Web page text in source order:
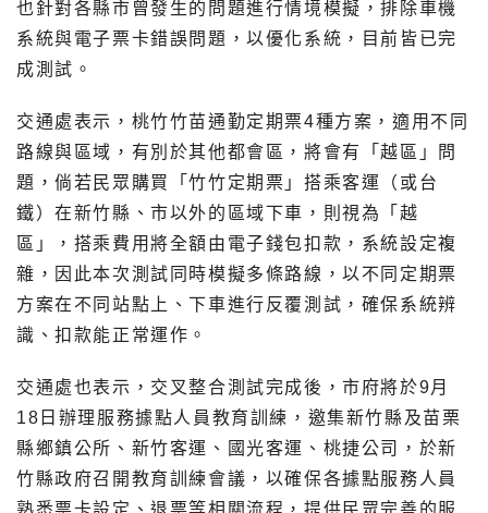
也針對各縣市曾發生的問題進行情境模擬，排除車機
系統與電子票卡錯誤問題，以優化系統，目前皆已完
成測試。
交通處表示，桃竹竹苗通勤定期票4種方案，適用不同
路線與區域，有別於其他都會區，將會有「越區」問
題，倘若民眾購買「竹竹定期票」搭乘客運（或台
鐵）在新竹縣、市以外的區域下車，則視為「越
區」，搭乘費用將全額由電子錢包扣款，系統設定複
雜，因此本次測試同時模擬多條路線，以不同定期票
方案在不同站點上、下車進行反覆測試，確保系統辨
識、扣款能正常運作。
交通處也表示，交叉整合測試完成後，市府將於9月
18日辦理服務據點人員教育訓練，邀集新竹縣及苗栗
縣鄉鎮公所、新竹客運、國光客運、桃捷公司，於新
竹縣政府召開教育訓練會議，以確保各據點服務人員